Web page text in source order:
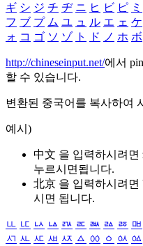
ギ シ ジ チ ヂ ニ ヒ ビ ピ ミ
フ ブ プ ム ユ ュ ル エ ェ ケ
ォ コ ゴ ソ ゾ ト ド ノ ホ ボ
http://chineseinput.net/에서
할 수 있습니다.
변환된 중국어를 복사하여
예시)
中文 을 입력하시려면
누르시면됩니다.
北京 을 입력하시려면
시면 됩니다.
ㅥ ㅦ ㅧ ㅨ ㅩ ㅪ ㅫ ㅬ ㅭ ㅮ
ㅺ ㅻ ㅼ ㅽ ㅾ ㅿ ㆀ ㆁ ㆂ ㆃ